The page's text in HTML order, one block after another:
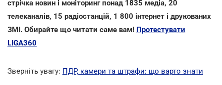
стрічка новин і моніторинг понад 1835 медіа, 20
телеканалів, 15 радіостанцій, 1 800 інтернет і друкованих
ЗМІ. Обирайте що читати саме вам! Протестувати
LIGA360
Зверніть увагу: ПДР, камери та штрафи: що варто знати